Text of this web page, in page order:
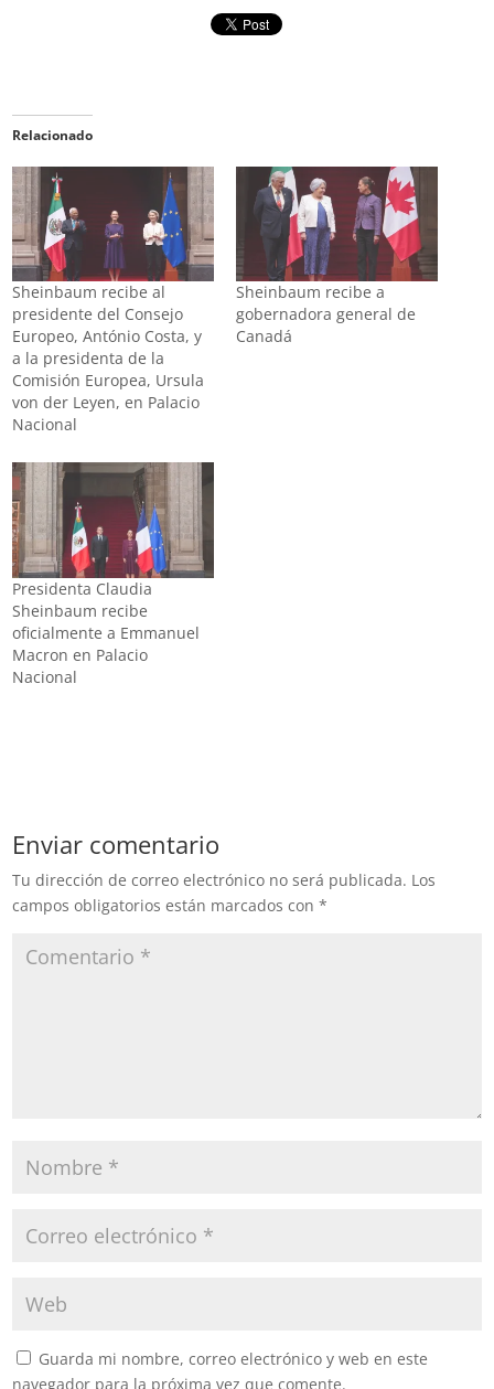
Relacionado
Sheinbaum recibe al
presidente del Consejo
Europeo, António Costa, y
a la presidenta de la
Comisión Europea, Ursula
von der Leyen, en Palacio
Nacional
Sheinbaum recibe a
gobernadora general de
Canadá
Presidenta Claudia
Sheinbaum recibe
oficialmente a Emmanuel
Macron en Palacio
Nacional
Enviar comentario
Tu dirección de correo electrónico no será publicada. Los
campos obligatorios están marcados con*
Guarda mi nombre, correo electrónico y web en este
navegador para la próxima vez que comente.